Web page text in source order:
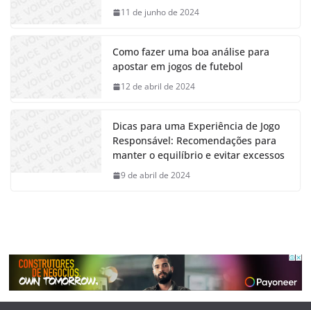
11 de junho de 2024
Como fazer uma boa análise para
apostar em jogos de futebol
12 de abril de 2024
Dicas para uma Experiência de Jogo
Responsável: Recomendações para
manter o equilíbrio e evitar excessos
9 de abril de 2024